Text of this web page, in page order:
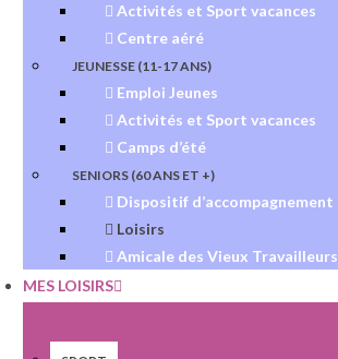
Activités et Sport vacances
Centre aéré
JEUNESSE (11-17 ANS)
Emploi Jeunes
Activités et Sport vacances
Camps d’été
SENIORS (60 ANS ET +)
Dispositif d’accompagnement
Loisirs
Amicale des Vieux Travailleurs
MES LOISIRS